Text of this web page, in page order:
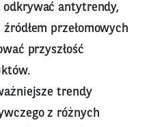
antytrendy,
przełomowych
przyszłość
trendy
z różnych